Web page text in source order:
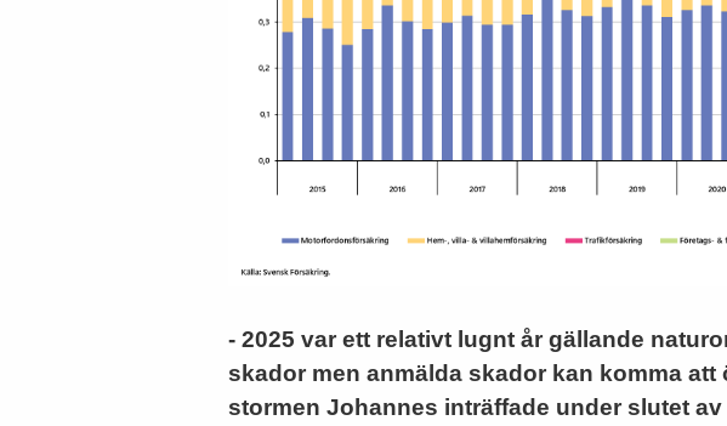
- 2025 var ett relativt lugnt år gällande
skador men anmälda skador kan komma att
stormen Johannes inträffade under slutet